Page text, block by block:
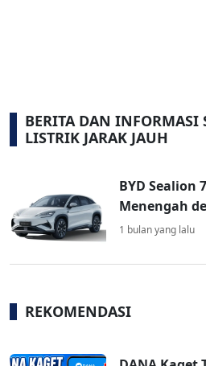
BERITA DAN INFORMASI
LISTRIK JARAK JAUH
BYD Sealion
Menengah
1 bulan yang lalu
REKOMENDASI